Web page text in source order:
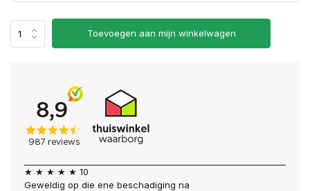
Toevoegen aan mijn winkelwagen
★ ★ ★ ★ ★ 10
Geweldig op die ene beschadiging na